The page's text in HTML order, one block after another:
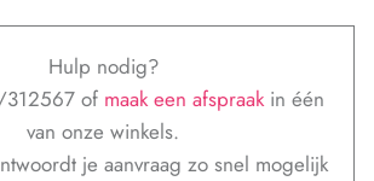
Hulp nodig?
of maak een afspraak in één
van onze winkels.
je aanvraag zo snel mogelijk